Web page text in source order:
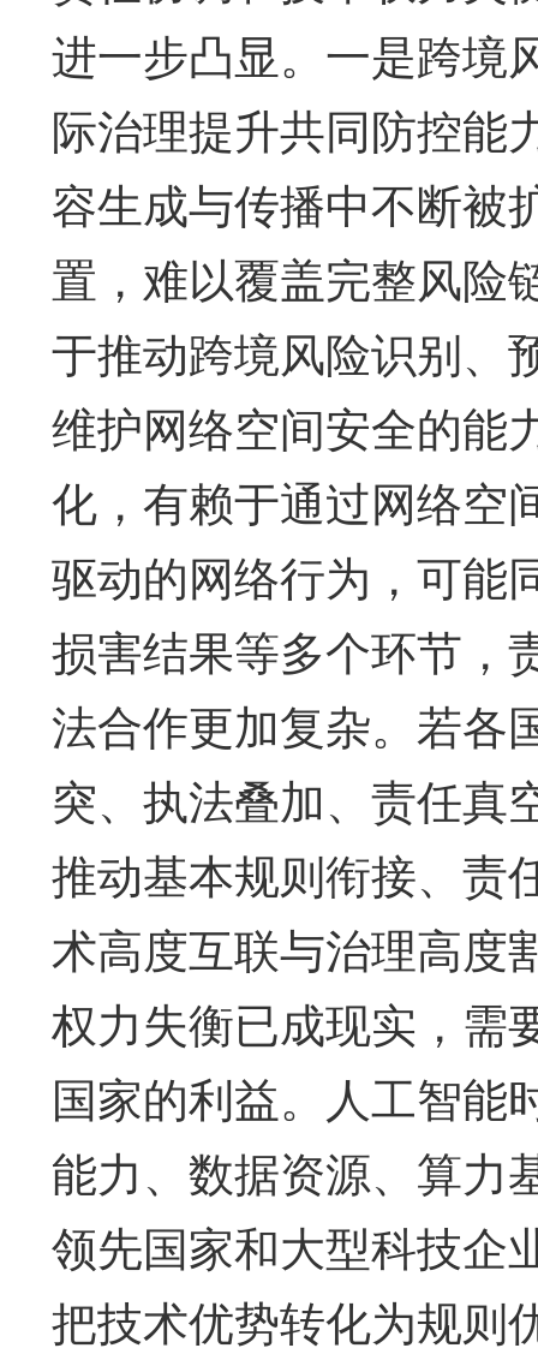
进一步凸显。一是跨境
际治理提升共同防控能
容生成与传播中不断被
置，难以覆盖完整风险
于推动跨境风险识别、
维护网络空间安全的能
化，有赖于通过网络空
驱动的网络行为，可能
损害结果等多个环节，
法合作更加复杂。若各
突、执法叠加、责任真
推动基本规则衔接、责
术高度互联与治理高度
权力失衡已成现实，需
国家的利益。人工智能
能力、数据资源、算力
领先国家和大型科技企
把技术优势转化为规则